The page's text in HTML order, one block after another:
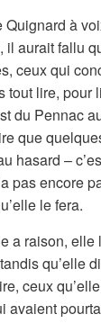
à
il aurait fallu
ceux qui
tout lire,
du Pennac
que
hasard –
pas encore
le fera.
a raison, elle
qu’elle
ceux
avaient